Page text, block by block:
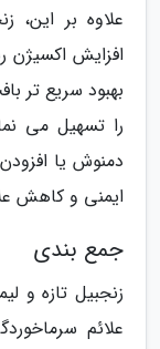
علاوه بر این،
افزایش اکسیژن
بهبود سریع تر
را تسهیل می
دمنوش یا
ایمنی و کاهش
جمع بندی
زنجبیل تازه و
علائم